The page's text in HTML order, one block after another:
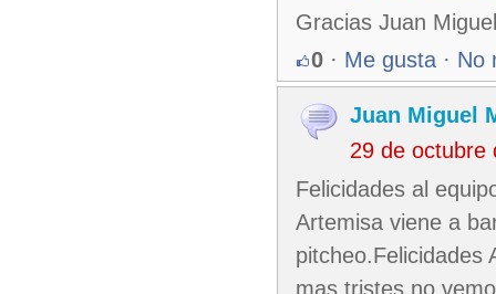
Gracias Juan
0 · Me gusta · No
Juan Miguel
29 de octubre
Felicidades al
Artemisa viene a
pitcheo.Felicidades
mas tristes no